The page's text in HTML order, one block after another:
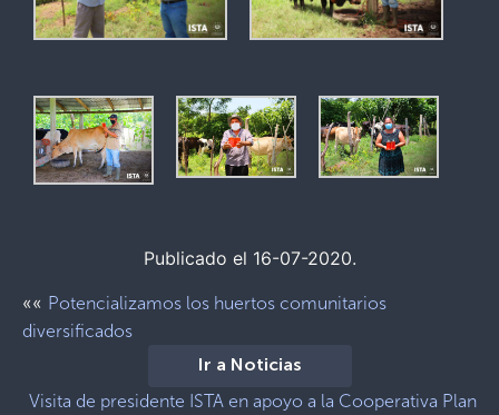
Publicado el 16-07-2020.
«« Potencializamos los huertos comunitarios
diversificados
Ir a Noticias
Visita de presidente ISTA en apoyo a la Cooperativa Plan